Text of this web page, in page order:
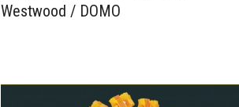
Westwood / DOMO